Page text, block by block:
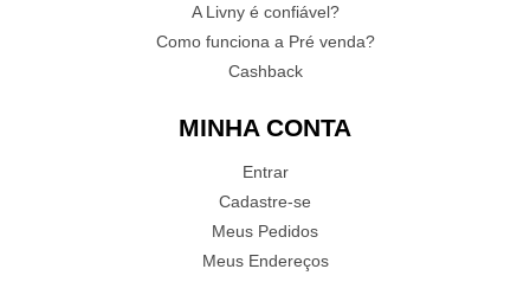
A Livny é confiável?
Como funciona a Pré venda?
Cashback
MINHA CONTA
Entrar
Cadastre-se
Meus Pedidos
Meus Endereços